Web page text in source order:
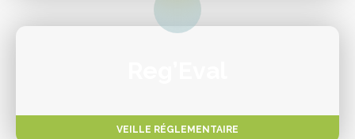
VEILLE RÉGLEMENTAIRE